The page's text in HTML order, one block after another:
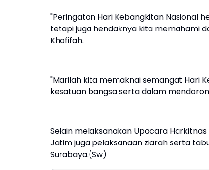
"Peringatan Hari Kebangkitan Nasional
tetapi juga hendaknya kita memahami
Khofifah.
"Marilah kita memaknai semangat Hari
kesatuan bangsa serta dalam
Selain melaksanakan Upacara
Jatim juga pelaksanaan ziarah serta
Surabaya.(Sw)